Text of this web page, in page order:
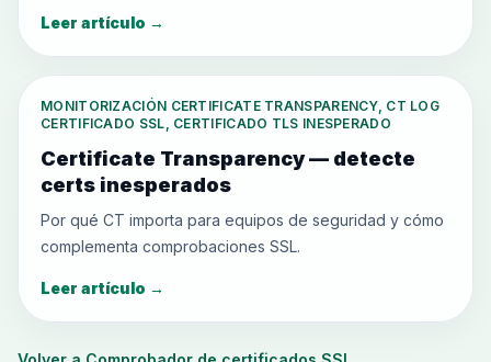
Leer artículo →
MONITORIZACIÓN CERTIFICATE TRANSPARENCY, CT LOG
CERTIFICADO SSL, CERTIFICADO TLS INESPERADO
Certificate Transparency — detecte
certs inesperados
Por qué CT importa para equipos de seguridad y cómo
complementa comprobaciones SSL.
Leer artículo →